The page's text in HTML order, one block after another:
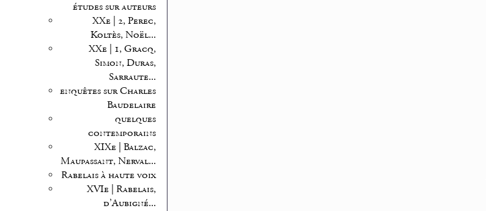
études sur auteurs
XXe | 2, Perec,
Koltès, Noël...
XXe | 1, Gracq,
Simon, Duras,
Sarraute...
enquêtes sur Charles
Baudelaire
quelques
contemporains
XIXe | Balzac,
Maupassant, Nerval...
Rabelais à haute voix
XVIe | Rabelais,
d’Aubigné...